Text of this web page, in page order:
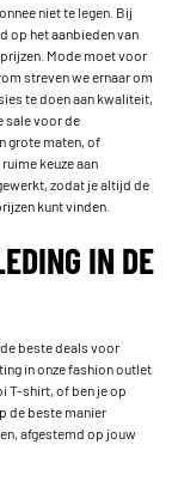
niet te legen. Bij
op het aanbieden van
Mode moet voor
streven we ernaar om
te doen aan kwaliteit,
sale voor de
grote maten, of
keuze aan
zodat je altijd de
kunt vinden.
IN DE
beste deals voor
in onze fashion outlet
T-shirt, of ben je op
de beste manier
afgestemd op jouw